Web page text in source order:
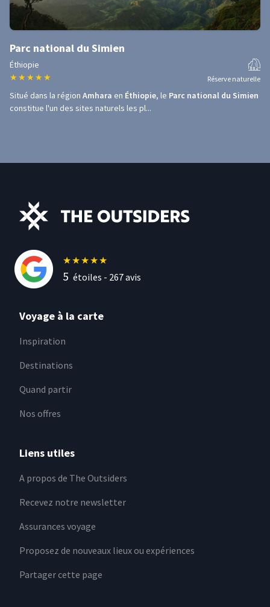
Parc national du Simien
Éthiopie
★ ★ ★ ★ ★ Réserve naturelle
Situé dans la région Amhara en Éthiopie, le Parc national du Simien
constitue l'un des sites naturels les pl...
★★★★★
5 étoiles - 267avis
Voyage à la carte
Inspiration
Destinations
Quand partir
Nos offres
Liens utiles
A propos de The Outsiders
Recevez notre newsletter
Assurances voyage
Proposez de nouveaux lieux ou expériences
Partager cette page